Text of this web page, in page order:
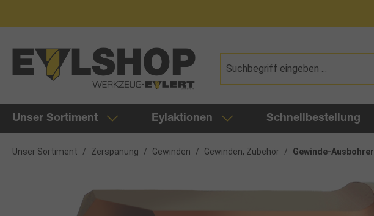
Unser Sortiment Eylaktionen Schnellbestellung
Unser Sortiment / Zerspanung / Gewinden / Gewinden, Zubehör / Gewinde-Ausbohrer